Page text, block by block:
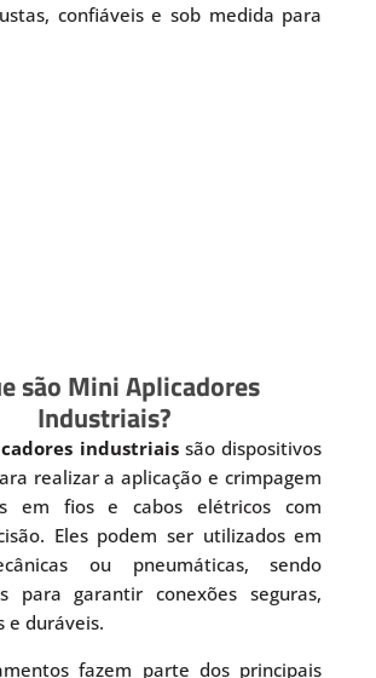
confiáveis e sob medida para
são Mini Aplicadores
Industriais?
industriaissão dispositivos
realizar a aplicação e crimpagem
em fios e cabos elétricos com
Eles podem ser utilizados em
ou pneumáticas, sendo
para garantir conexões seguras,
e duráveis.
fazem parte dos principais